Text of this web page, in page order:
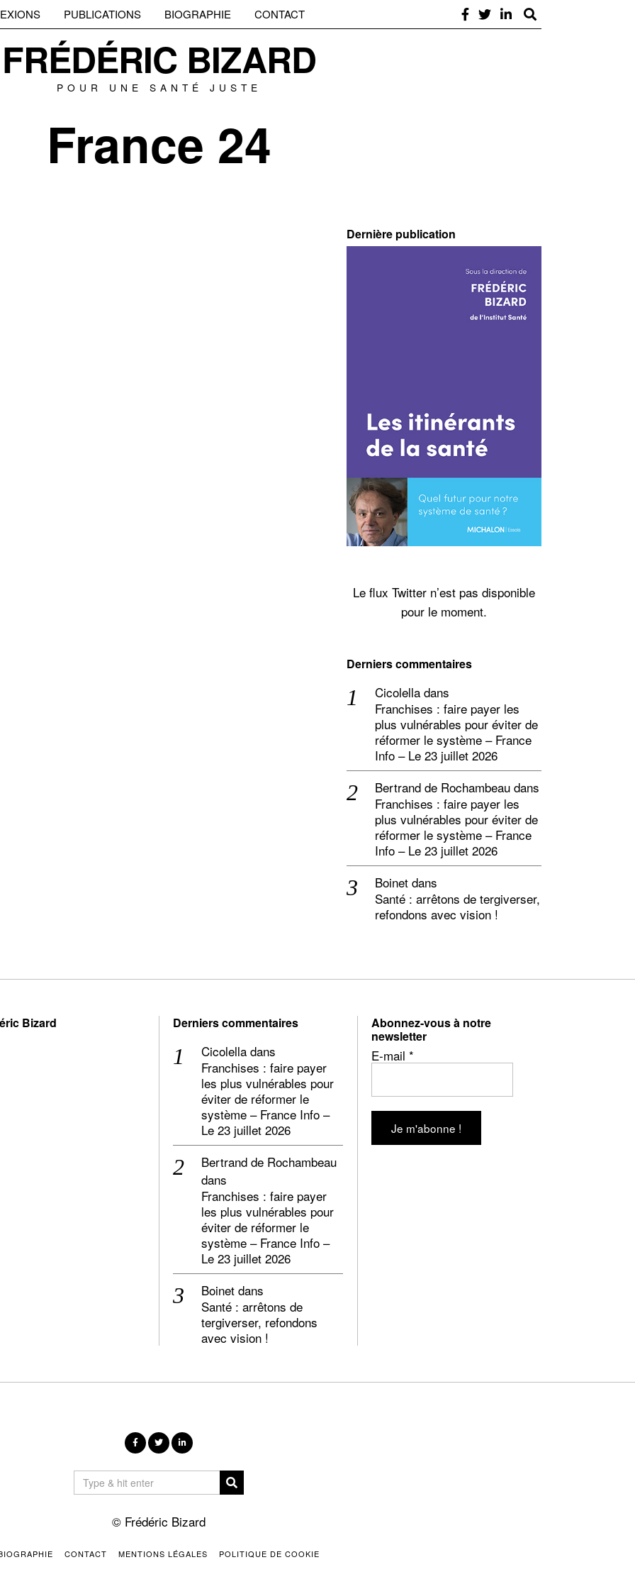
PUBLICATIONS BIOGRAPHIE CONTACT
FRÉDÉRIC BIZARD
POUR UNE SANTÉ JUSTE
France 24
Dernière publication
Le flux Twitter n’est pas disponible
pour le moment.
Derniers commentaires
Cicolella dans
Franchises : faire payer les
plus vulnérables pour éviter de
réformer le système – France
Info – Le 23 juillet 2026
Bertrand de Rochambeau dans
Franchises : faire payer les
plus vulnérables pour éviter de
réformer le système – France
Info – Le 23 juillet 2026
Boinet dans
Santé : arrêtons de tergiverser,
refondons avec vision !
Bizard Derniers commentaires
Cicolella dans
Franchises : faire payer
les plus vulnérables pour
éviter de réformer le
système – France Info –
Le 23 juillet 2026
Bertrand de Rochambeau
dans
Franchises : faire payer
les plus vulnérables pour
éviter de réformer le
système – France Info –
Le 23 juillet 2026
Boinet dans
Santé : arrêtons de
tergiverser, refondons
avec vision !
Abonnez-vous à notre
newsletter
E-mail *
© Frédéric Bizard
CONTACT MENTIONS LÉGALES POLITIQUE DE COOKIE